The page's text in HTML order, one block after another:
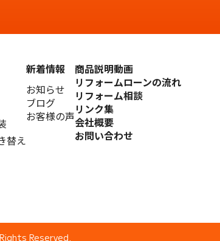
替え
新着情報
お知らせ
ブログ
お客様の声
商品説明動画
リフォームローンの流れ
リフォーム相談
リンク集
会社概要
お問い合わせ
Reserved.